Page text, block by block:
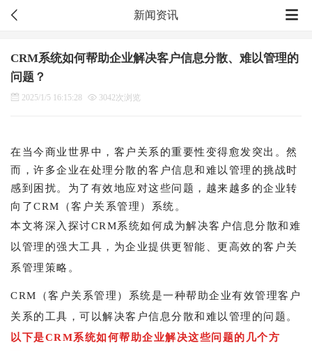
新闻资讯
CRM系统如何帮助企业解决客户信息分散、难以管理的
问题？
2025/1/5 16:15:28 3042次浏览
在当今商业世界中，客户关系的重要性变得愈发突出。然
而，许多企业在处理分散的客户信息和难以管理的挑战时
感到困扰。为了有效地应对这些问题，越来越多的企业转
向了CRM（客户关系管理）系统。
本文将深入探讨CRM系统如何成为解决客户信息分散和难
以管理的强大工具，为企业提供更智能、更高效的客户关
系管理策略。
CRM（客户关系管理）系统是一种帮助企业有效管理客户
关系的工具，可以解决客户信息分散和难以管理的问题。
以下是CRM系统如何帮助企业解决这些问题的几个方